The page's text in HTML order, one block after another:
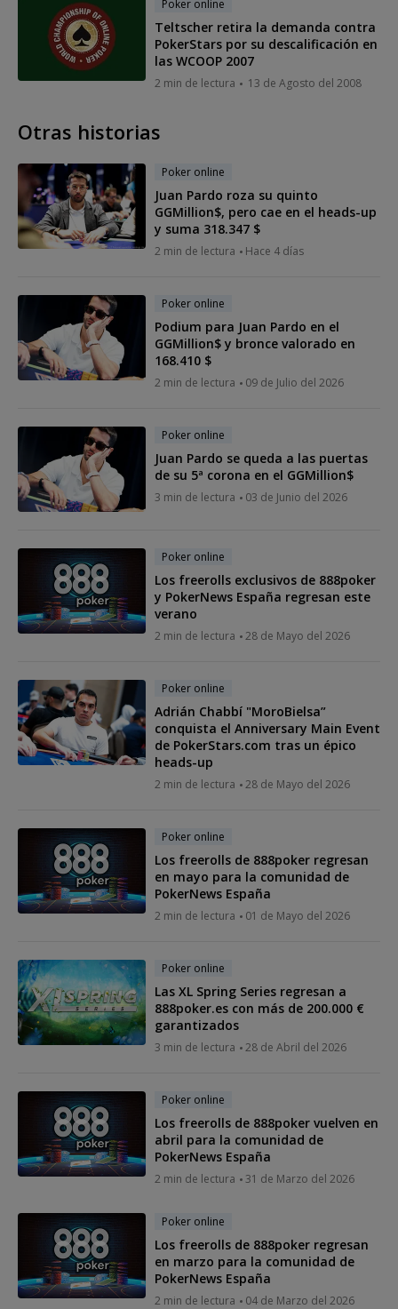
Poker online
Teltscher retira la demanda contra
PokerStars por su descalificación en
las WCOOP 2007
2 min de lectura 13 de Agosto del 2008
Otras historias
Poker online
Juan Pardo roza su quinto
GGMillion$, pero cae en el heads-up
y suma 318.347 $
2 min de lectura Hace 4 días
Poker online
Podium para Juan Pardo en el
GGMillion$ y bronce valorado en
168.410 $
2 min de lectura 09 de Julio del 2026
Poker online
Juan Pardo se queda a las puertas
de su 5ª corona en el GGMillion$
3 min de lectura 03 de Junio del 2026
Poker online
Los freerolls exclusivos de 888poker
y PokerNews España regresan este
verano
2 min de lectura 28 de Mayo del 2026
Poker online
Adrián Chabbí "MoroBielsa”
conquista el Anniversary Main Event
de PokerStars.com tras un épico
heads-up
2 min de lectura 28 de Mayo del 2026
Poker online
Los freerolls de 888poker regresan
en mayo para la comunidad de
PokerNews España
2 min de lectura 01 de Mayo del 2026
Poker online
Las XL Spring Series regresan a
888poker.es con más de 200.000 €
garantizados
3 min de lectura 28 de Abril del 2026
Poker online
Los freerolls de 888poker vuelven en
abril para la comunidad de
PokerNews España
2 min de lectura 31 de Marzo del 2026
Poker online
Los freerolls de 888poker regresan
en marzo para la comunidad de
PokerNews España
2 min de lectura 04 de Marzo del 2026